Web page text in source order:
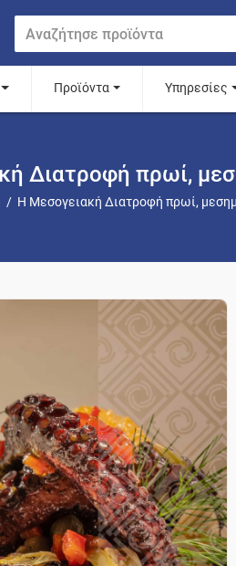
Προϊόντα Υπηρεσίες
Διατροφή πρωί,
/ Η Μεσογειακή Διατροφή πρωί,